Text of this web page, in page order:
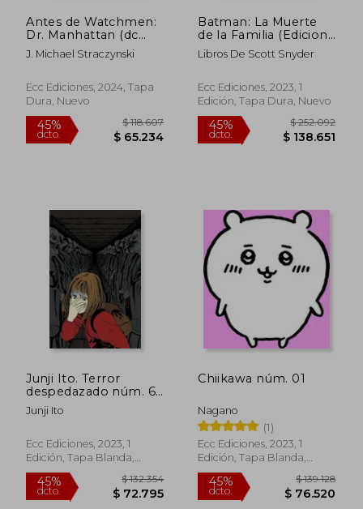
45%
dcto.
$ 132.354
$ 72.795
45%
dcto.
$
$
Antes de Watchmen:
Dr. Manhattan (dc
Pocket)
J. Michael Straczynski
Ecc Ediciones, 2024, Tapa
Dura, Nuevo
Batman: La Muerte
de la Familia (Edicion
Deluxe) (Segunda
Edicion )
Libros De Scott Snyder
Ecc Ediciones, 2023, 1
Edición, Tapa Dura, Nuevo
Junji Ito. Terror
despedazado núm. 6
de 28
Junji Ito
Ecc Ediciones, 2023, 1
Edición, Tapa Blanda,
Nuevo
Chiikawa núm. 01
Nagano
(1)
Ecc Ediciones, 2023, 1
Edición, Tapa Blanda,
Nuevo